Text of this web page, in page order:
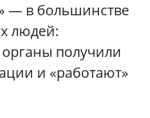
— в большинстве
людей:
получили
и «работают»